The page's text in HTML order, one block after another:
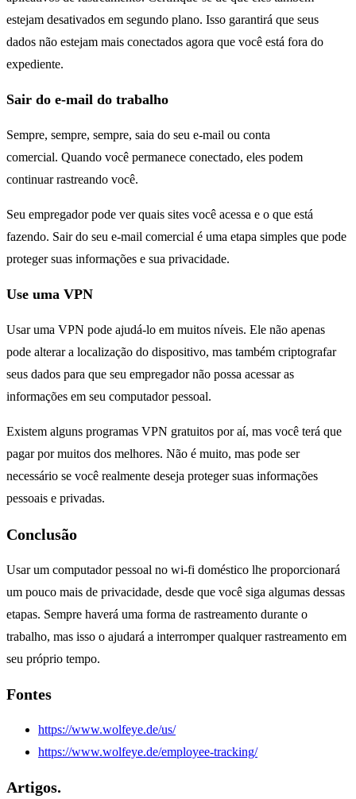
estejam desativados em segundo plano. Isso garantirá que seus
dados não estejam mais conectados agora que você está fora do
expediente.
Sair do e-mail do trabalho
Sempre, sempre, sempre, saia do seu e-mail ou conta
comercial. Quando você permanece conectado, eles podem
continuar rastreando você.
Seu empregador pode ver quais sites você acessa e o que está
fazendo. Sair do seu e-mail comercial é uma etapa simples que pode
proteger suas informações e sua privacidade.
Use uma VPN
Usar uma VPN pode ajudá-lo em muitos níveis. Ele não apenas
pode alterar a localização do dispositivo, mas também criptografar
seus dados para que seu empregador não possa acessar as
informações em seu computador pessoal.
Existem alguns programas VPN gratuitos por aí, mas você terá que
pagar por muitos dos melhores. Não é muito, mas pode ser
necessário se você realmente deseja proteger suas informações
pessoais e privadas.
Conclusão
Usar um computador pessoal no wi-fi doméstico lhe proporcionará
um pouco mais de privacidade, desde que você siga algumas dessas
etapas. Sempre haverá uma forma de rastreamento durante o
trabalho, mas isso o ajudará a interromper qualquer rastreamento em
seu próprio tempo.
Fontes
https://www.wolfeye.de/us/
https://www.wolfeye.de/employee-tracking/
Artigos.